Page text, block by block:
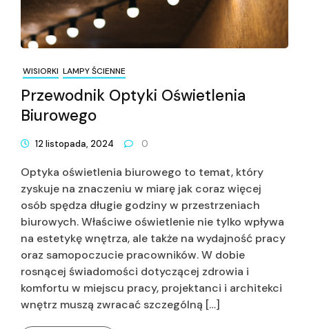
WISIORKI LAMPY ŚCIENNE
Przewodnik Optyki Oświetlenia
Biurowego
12 listopada, 2024 0
Optyka oświetlenia biurowego to temat, który
zyskuje na znaczeniu w miarę jak coraz więcej
osób spędza długie godziny w przestrzeniach
biurowych. Właściwe oświetlenie nie tylko wpływa
na estetykę wnętrza, ale także na wydajność pracy
oraz samopoczucie pracowników. W dobie
rosnącej świadomości dotyczącej zdrowia i
komfortu w miejscu pracy, projektanci i architekci
wnętrz muszą zwracać szczególną […]